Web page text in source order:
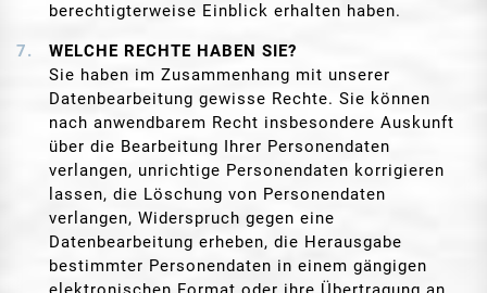
berechtigterweise Einblick erhalten haben.
WELCHE RECHTE HABEN SIE?
Sie haben im Zusammenhang mit unserer
Datenbearbeitung gewisse Rechte. Sie können
nach anwendbarem Recht insbesondere Auskunft
über die Bearbeitung Ihrer Personendaten
verlangen, unrichtige Personendaten korrigieren
lassen, die Löschung von Personendaten
verlangen, Widerspruch gegen eine
Datenbearbeitung erheben, die Herausgabe
bestimmter Personendaten in einem gängigen